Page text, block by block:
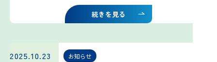
いまふじぃ～さんの部屋
利用規約
続きを見る
2025.10.23 お知らせ